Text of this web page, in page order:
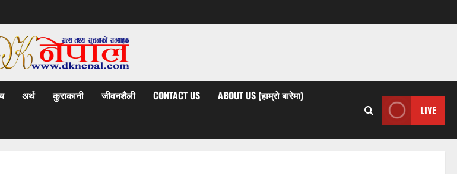
अर्थ कुराकानी जीवनशैली CONTACT US ABOUT US (हाम्रो बारेमा)
LIVE